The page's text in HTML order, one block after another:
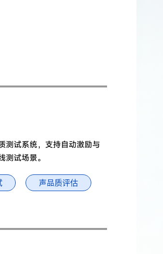
测试系统，支持自动激励与
试场景。
声品质评估